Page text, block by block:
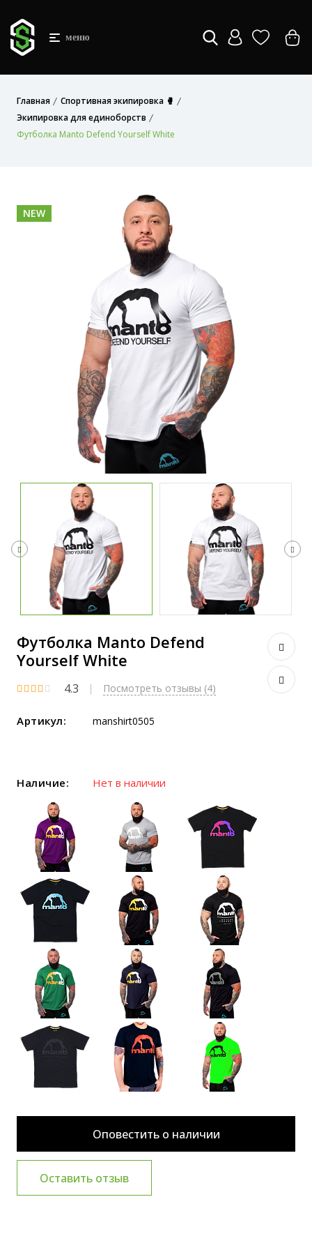
меню
Главная
Спортивная экипировка 🥊
Экипировка для единоборств
Футболка Manto Defend Yourself White
NEW
Футболка Manto Defend
Yourself White
4.3 Посмотреть отзывы (4)
Артикул: manshirt0505
Наличие: Нет в наличии
Оповестить о наличии
Оставить отзыв